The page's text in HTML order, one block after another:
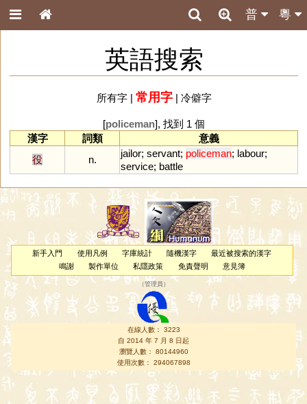
粵
普
英語搜索
所有字| 常用字| 冷僻字
[policeman], 找到 1 個
漢字
詞類
意義
役
n.
jailor; servant; policeman; labour;
service; battle
新手入門 使用凡例 字庫統計 隨機漢字
最近被搜索的漢字
鳴謝
製作單位 私隱政策 免責聲明 意見簿
（管理員 ）
在線人數： 3223
自 2014 年 7 月 8 日起
瀏覽人數： 80144960
使用次數： 294067898